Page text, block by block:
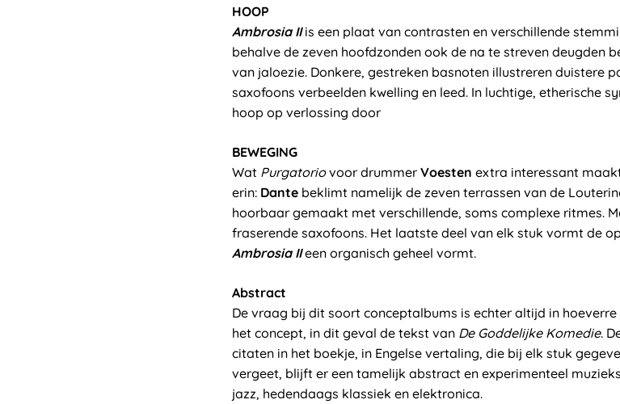
HOOP
Ambrosia IIis een plaat van contrasten en verschillende
behalve de zeven hoofdzonden ook de na te streven deugden
van jaloezie. Donkere, gestreken basnoten illustreren duistere
saxofoons verbeelden kwelling en leed. In luchtige, etherische
hoop op verlossing door
BEWEGING
Wat Purgatoriovoor drummer Voesten extra interessant
erin: Dante beklimt namelijk de zeven terrassen van de
hoorbaar gemaakt met verschillende, soms complexe ritmes.
fraserende saxofoons. Het laatste deel van elk stuk vormt de
Ambrosia IIeen organisch geheel vormt.
Abstract
De vraag bij dit soort conceptalbums is echter altijd in
het concept, in dit geval de tekst van De Goddelijke Komedie.
citaten in het boekje, in Engelse vertaling, die bij elk stuk
vergeet, blijft er een tamelijk abstract en experimenteel
jazz, hedendaags klassiek en elektronica.